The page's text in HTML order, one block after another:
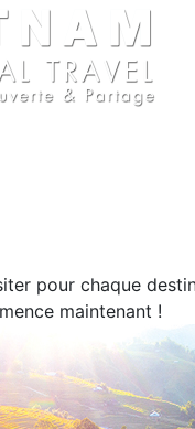
pour chaque
maintenant !